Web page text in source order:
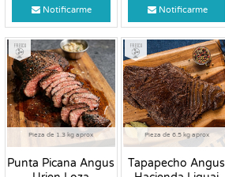
Notificarme Notificarme
Pieza de 1.3 kg aprox
Punta Picana Angus
Fresco
Pieza de 6.5 kg aprox
Tapapecho Angus
Fresco